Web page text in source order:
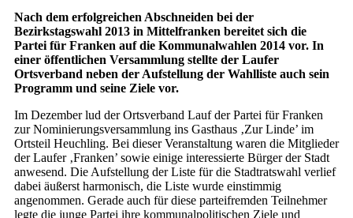
Nach dem erfolgreichen Abschneiden bei der
Bezirkstagswahl 2013 in Mittelfranken bereitet sich die
Partei für Franken auf die Kommunalwahlen 2014 vor. In
einer öffentlichen Versammlung stellte der Laufer
Ortsverband neben der Aufstellung der Wahlliste auch sein
Programm und seine Ziele vor.
Im Dezember lud der Ortsverband Lauf der Partei für Franken
zur Nominierungsversammlung ins Gasthaus ‚Zur Linde’ im
Ortsteil Heuchling. Bei dieser Veranstaltung waren die Mitglieder
der Laufer ‚Franken’ sowie einige interessierte Bürger der Stadt
anwesend. Die Aufstellung der Liste für die Stadtratswahl verlief
dabei äußerst harmonisch, die Liste wurde einstimmig
angenommen. Gerade auch für diese parteifremden Teilnehmer
legte die junge Partei ihre kommunalpolitischen Ziele und